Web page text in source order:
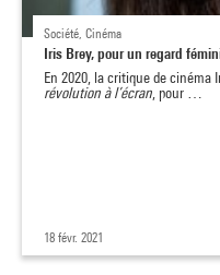
Société, Cinéma
Iris Brey, pour un regard
En 2020, la critique de cinéma
révolution à l’écran , pour …
18 févr. 2021